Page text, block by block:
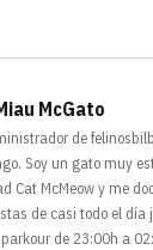
McGato
de
Soy un gato muy
Cat McMeow y me
de casi todo el
de 23:00h a